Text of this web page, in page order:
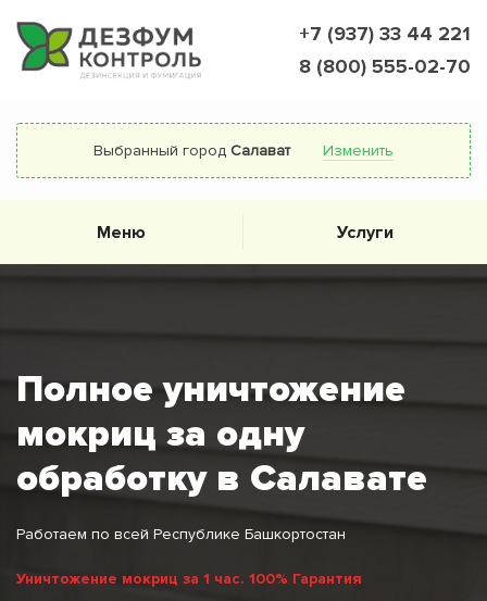
+7 (937) 33 44 221
8 (800) 555-02-70
Выбранный город Салават Изменить
Меню Услуги
Полное уничтожение
мокриц за одну
обработку в Салавате
Работаем по всей Республике Башкортостан
Уничтожение мокриц за 1 час. 100% Гарантия